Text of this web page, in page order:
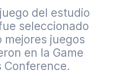
del estudio
seleccionado
mejores juegos
en la Game
Conference.